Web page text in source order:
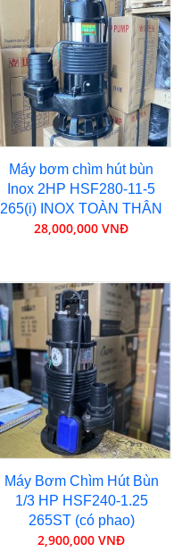
Máy bơm chìm hút bùn
Inox 2HP HSF280-11-5
265(i) INOX TOÀN THÂN
28,000,000 VNĐ
Máy Bơm Chìm Hút Bùn
1/3 HP HSF240-1.25
265ST (có phao)
2,900,000 VNĐ